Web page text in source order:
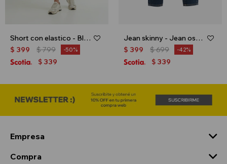
Short con elastico - Blanco
$ 399 $799 50
$ 339
Jean skinny - Jean oscuro
$ 399 $699 42
$ 339
Empresa
Compra